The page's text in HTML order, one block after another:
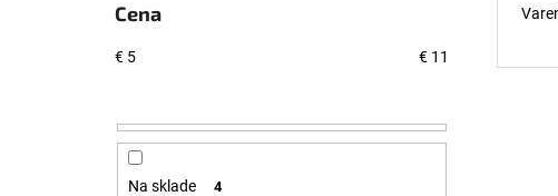
Cena
€ 5 € 11
Na sklade 4